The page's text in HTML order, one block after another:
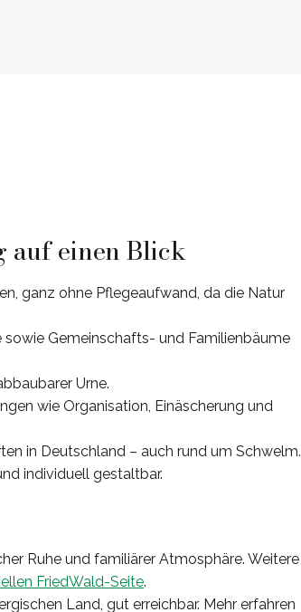
auf einen Blick
ganz ohne Pflegeaufwand, da die Natur
Gemeinschafts- und Familienbäume
Urne.
wie Organisation, Einäscherung und
in Deutschland – auch rund um Schwelm.
individuell gestaltbar.
Ruhe und familiärer Atmosphäre. Weitere
FriedWald-Seite.
Land, gut erreichbar. Mehr erfahren